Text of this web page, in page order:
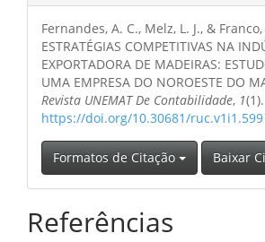
Fernandes, A. C., Melz, L. J., & Franco,
ESTRATÉGIAS COMPETITIVAS NA
EXPORTADORA DE MADEIRAS:
UMA EMPRESA DO NOROESTE DO
Revista UNEMAT De Contabilidade, 1(1).
https://doi.org/10.30681/ruc.v1i1.599
Formatos de Citação Baixar
Referências